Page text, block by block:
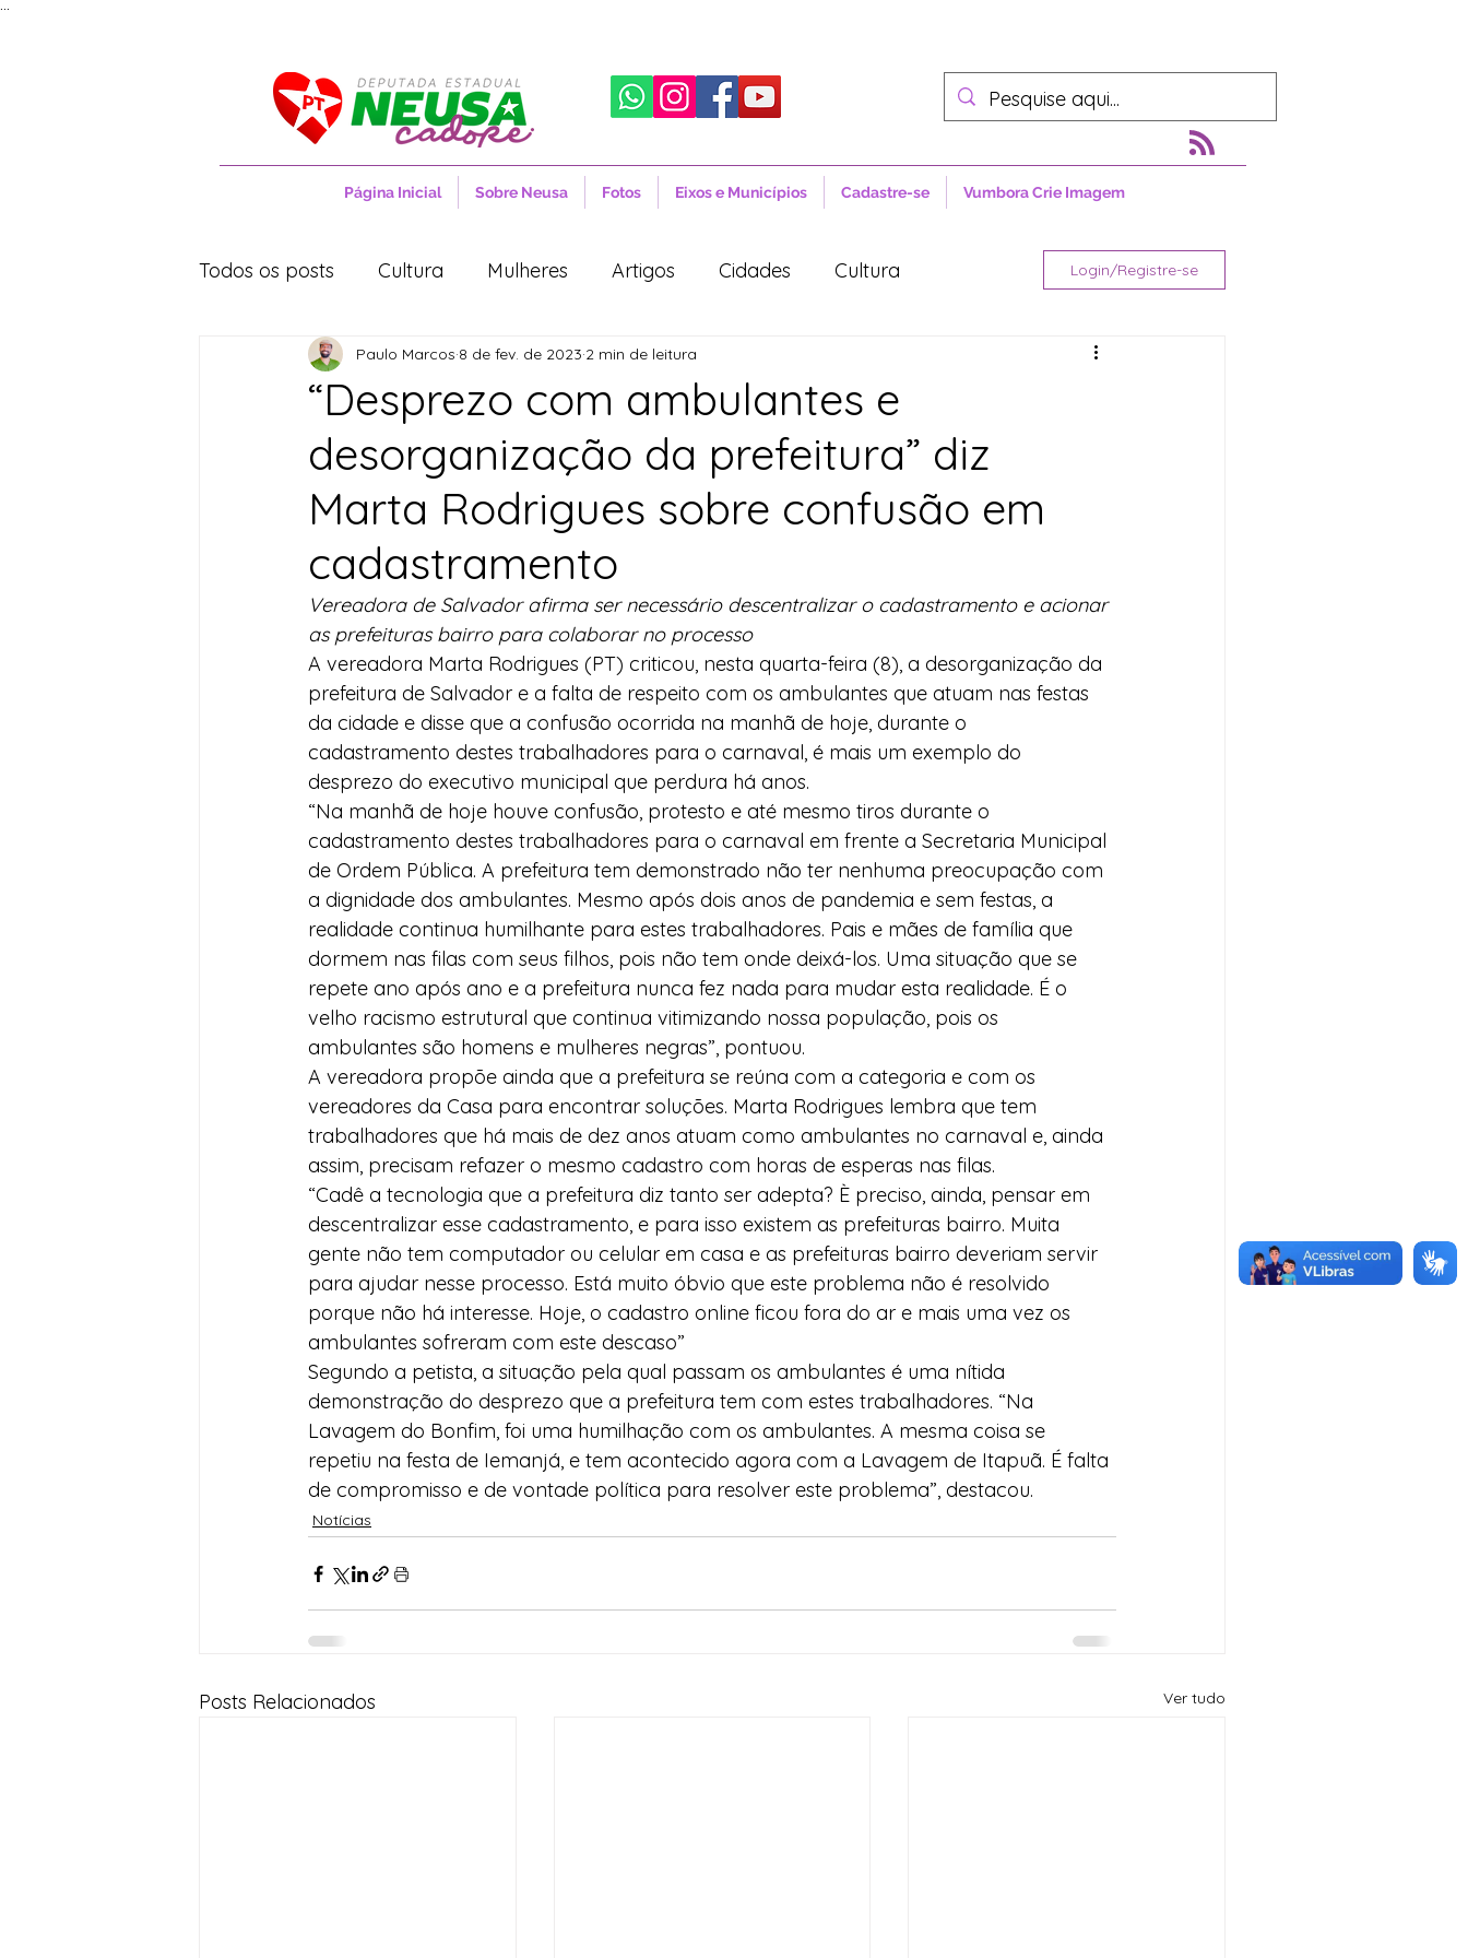
Página Inicial Sobre Neusa Fotos Eixos e Municípios Cadastre-se Vumbora Crie Imagem
Todos os posts Cultura Mulheres Artigos Cidades Cultura
Entrevistas Movimentos Sociais Notícias
Cidades Cultura Saúde Projetos de Lei Política Lula
Desenvolvimento Territorial Indicação Água Agricultura Familiar
Imprensa Assistência Social Agricultura Familiar Defesa Civil
Nota de Pesar Segurança Alimentar Direitos Humanos Esporte
Juventude Datas Comemorativas
Login/Registre-se
“Desprezo com ambulantes e
desorganização da prefeitura” diz
Marta Rodrigues sobre confusão em
cadastramento
Paulo Marcos 8 de fev. de 2023 2 min de leitura
Vereadora de Salvador afirma ser necessário descentralizar o cadastramento e acionar
as prefeituras bairro para colaborar no processo
A vereadora Marta Rodrigues (PT) criticou, nesta quarta-feira (8), a desorganização da
prefeitura de Salvador e a falta de respeito com os ambulantes que atuam nas festas
da cidade e disse que a confusão ocorrida na manhã de hoje, durante o
cadastramento destes trabalhadores para o carnaval, é mais um exemplo do
desprezo do executivo municipal que perdura há anos.
“Na manhã de hoje houve confusão, protesto e até mesmo tiros durante o
cadastramento destes trabalhadores para o carnaval em frente a Secretaria Municipal
de Ordem Pública. A prefeitura tem demonstrado não ter nenhuma preocupação com
a dignidade dos ambulantes. Mesmo após dois anos de pandemia e sem festas, a
realidade continua humilhante para estes trabalhadores. Pais e mães de família que
dormem nas filas com seus filhos, pois não tem onde deixá-los. Uma situação que se
repete ano após ano e a prefeitura nunca fez nada para mudar esta realidade. É o
velho racismo estrutural que continua vitimizando nossa população, pois os
ambulantes são homens e mulheres negras”, pontuou.
A vereadora propõe ainda que a prefeitura se reúna com a categoria e com os
vereadores da Casa para encontrar soluções. Marta Rodrigues lembra que tem
trabalhadores que há mais de dez anos atuam como ambulantes no carnaval e, ainda
assim, precisam refazer o mesmo cadastro com horas de esperas nas filas.
“Cadê a tecnologia que a prefeitura diz tanto ser adepta? È preciso, ainda, pensar em
descentralizar esse cadastramento, e para isso existem as prefeituras bairro. Muita
gente não tem computador ou celular em casa e as prefeituras bairro deveriam servir
para ajudar nesse processo. Está muito óbvio que este problema não é resolvido
porque não há interesse. Hoje, o cadastro online ficou fora do ar e mais uma vez os
ambulantes sofreram com este descaso”
Segundo a petista, a situação pela qual passam os ambulantes é uma nítida
demonstração do desprezo que a prefeitura tem com estes trabalhadores. “Na
Lavagem do Bonfim, foi uma humilhação com os ambulantes. A mesma coisa se
repetiu na festa de Iemanjá, e tem acontecido agora com a Lavagem de Itapuã. É falta
de compromisso e de vontade política para resolver este problema”, destacou.
Notícias
Posts Relacionados Ver tudo